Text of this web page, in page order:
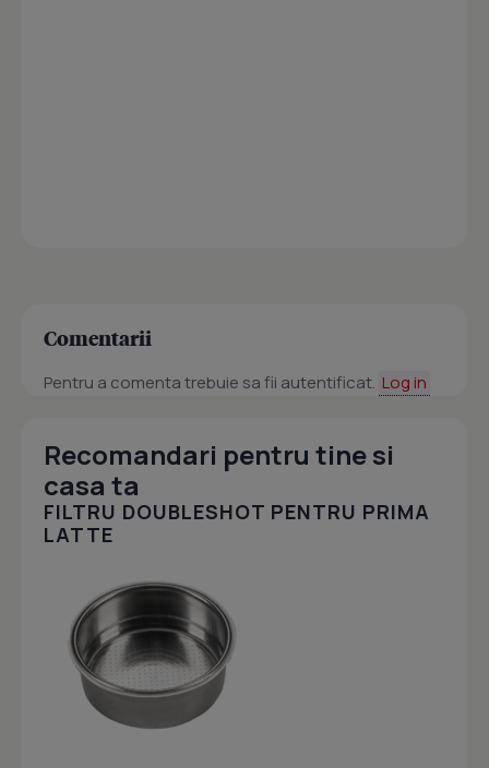
Comentarii
Pentru a comenta trebuie sa fii autentificat. Log in
Recomandari pentru tine si
casa ta
FILTRU DOUBLESHOT PENTRU PRIMA
LATTE